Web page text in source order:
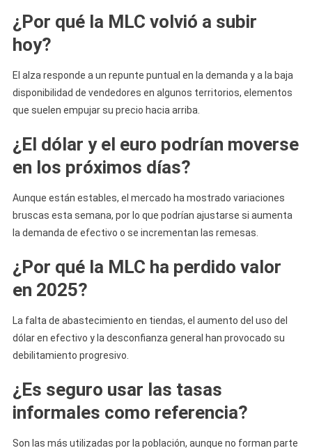
¿Por qué la MLC volvió a subir
hoy?
El alza responde a un repunte puntual en la demanda y a la baja
disponibilidad de vendedores en algunos territorios, elementos
que suelen empujar su precio hacia arriba.
¿El dólar y el euro podrían moverse
en los próximos días?
Aunque están estables, el mercado ha mostrado variaciones
bruscas esta semana, por lo que podrían ajustarse si aumenta
la demanda de efectivo o se incrementan las remesas.
¿Por qué la MLC ha perdido valor
en 2025?
La falta de abastecimiento en tiendas, el aumento del uso del
dólar en efectivo y la desconfianza general han provocado su
debilitamiento progresivo.
¿Es seguro usar las tasas
informales como referencia?
Son las más utilizadas por la población, aunque no forman parte